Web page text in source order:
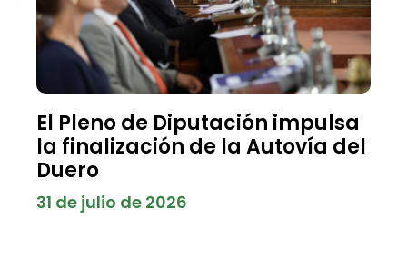
El Pleno de Diputación impulsa
la finalización de la Autovía del
Duero
31 de julio de 2026